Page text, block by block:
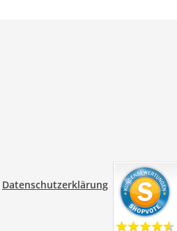
Datenschutzerklärung